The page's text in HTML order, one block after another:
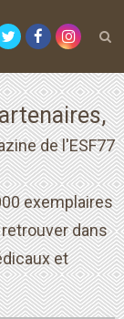
de l'ESF77
exemplaires
dans
et